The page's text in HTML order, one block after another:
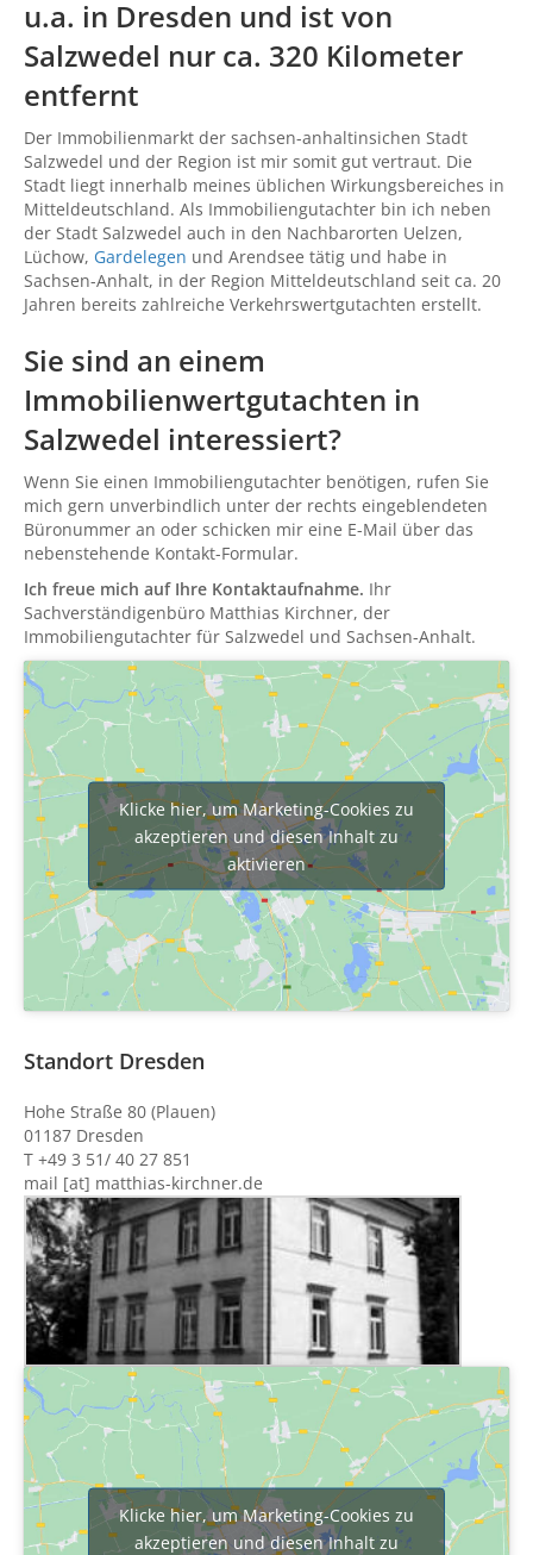
u.a. in Dresden und ist von
Salzwedel nur ca. 320 Kilometer
entfernt
Der Immobilienmarkt der sachsen-anhaltinsichen Stadt
Salzwedel und der Region ist mir somit gut vertraut. Die
Stadt liegt innerhalb meines üblichen Wirkungsbereiches in
Mitteldeutschland. Als Immobiliengutachter bin ich neben
der Stadt Salzwedel auch in den Nachbarorten Uelzen,
Lüchow, Gardelegen und Arendsee tätig und habe in
Sachsen-Anhalt, in der Region Mitteldeutschland seit ca. 20
Jahren bereits zahlreiche Verkehrswertgutachten erstellt.
Sie sind an einem
Immobilienwertgutachten in
Salzwedel interessiert?
Wenn Sie einen Immobiliengutachter benötigen, rufen Sie
mich gern unverbindlich unter der rechts eingeblendeten
Büronummer an oder schicken mir eine E-Mail über das
nebenstehende Kontakt-Formular.
Ich freue mich auf Ihre Kontaktaufnahme. Ihr
Sachverständigenbüro Matthias Kirchner, der
Immobiliengutachter für Salzwedel und Sachsen-Anhalt.
Klicke hier, um Marketing-Cookies zu
akzeptieren und diesen Inhalt zu
aktivieren
Standort Dresden
Hohe Straße 80 (Plauen)
01187 Dresden
T +49 3 51/ 40 27 851
mail [at] matthias-kirchner.de
Klicke hier, um Marketing-Cookies zu
akzeptieren und diesen Inhalt zu